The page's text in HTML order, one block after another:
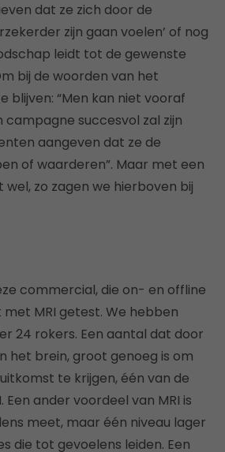
dat ze zich door de
zijn gaan voelen’ of nog
leidt tot de gewenste
bij de woorden van het
blijven: “Men kan niet vooraf
succesvol zal zijn
aangeven dat ze de
of waarderen”. Maar met een
wel, zo zagen we hierboven bij
commercial, die on- en offline
MRI getest. We hebben
24 rokers. Een aantal dat door
het brein, groot genoeg is om
te krijgen, één van de
Een ander voordeel van MRI is
meet, maar één niveau lager
die tot gevoelens leiden. Een